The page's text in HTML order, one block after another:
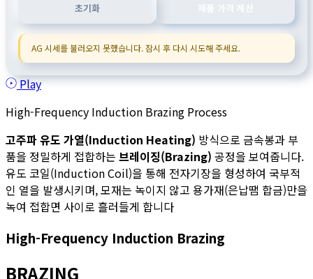
초기화
AG 시세를 불러오지 못했습니다. 잠시 후 다시 시도해 주세요.
Play
High-Frequency Induction Brazing Process
고주파 유도 가열(Induction Heating) 방식으로 금속봉과 부
품을 정밀하게 접합하는 브레이징(Brazing) 공정을 보여줍니다.
유도 코일(Induction Coil)을 통해 전자기장을 형성하여 국부적
인 열을 발생시키며, 모재는 녹이지 않고 용가재(은납땜 합금)만을
녹여 접합면 사이로 흘러들게 합니다
High-Frequency Induction Brazing
BRAZING